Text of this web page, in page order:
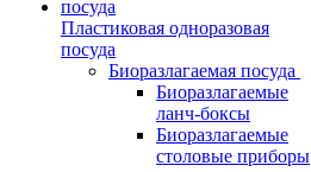
Пластиковая одноразовая
посуда
Биоразлагаемая посуда
Биоразлагаемые
ланч-боксы
Биоразлагаемые
столовые приборы